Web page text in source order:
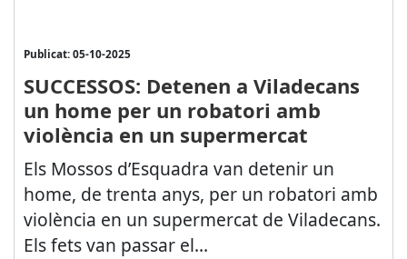
Publicat: 05-10-2025
SUCCESSOS: Detenen a Viladecans
un home per un robatori amb
violència en un supermercat
Els Mossos d’Esquadra van detenir un
home, de trenta anys, per un robatori amb
violència en un supermercat de Viladecans.
Els fets van passar el...